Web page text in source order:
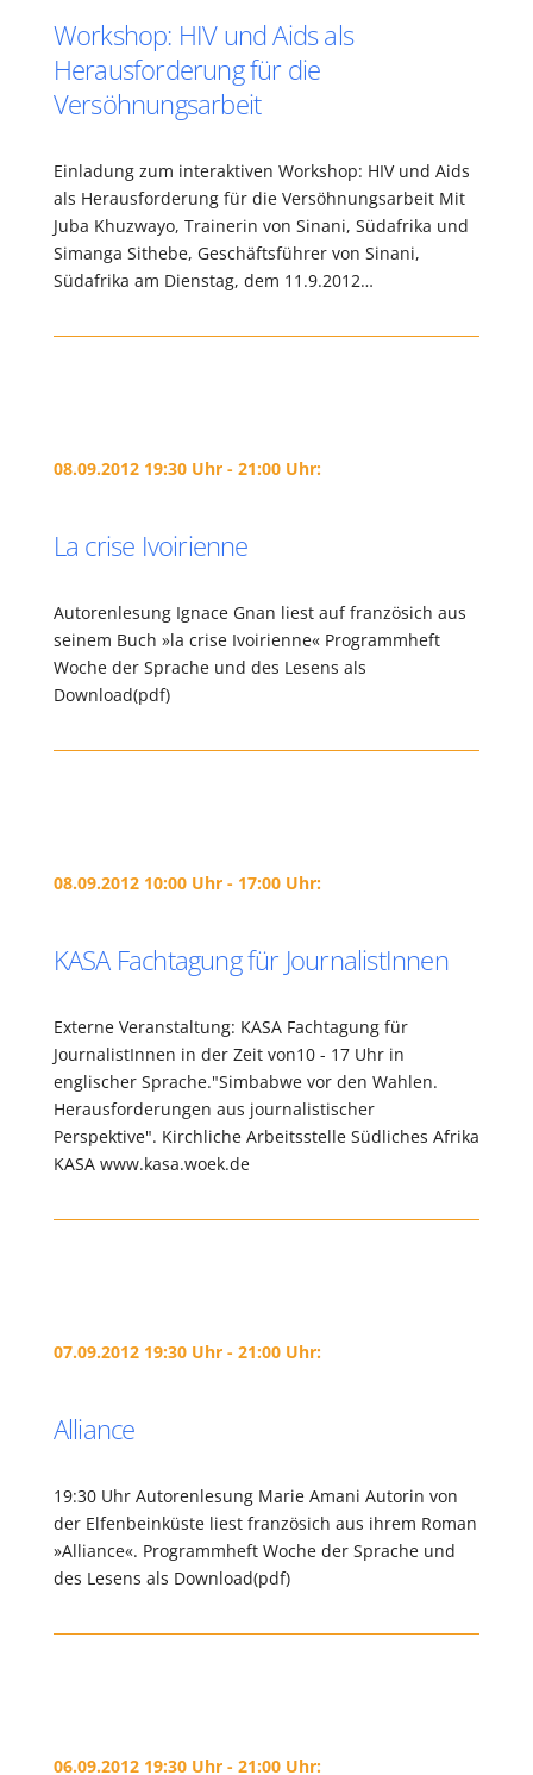
Workshop: HIV und Aids als
Herausforderung für die
Versöhnungsarbeit
Einladung zum interaktiven Workshop: HIV und Aids
als Herausforderung für die Versöhnungsarbeit Mit
Juba Khuzwayo, Trainerin von Sinani, Südafrika und
Simanga Sithebe, Geschäftsführer von Sinani,
Südafrika am Dienstag, dem 11.9.2012…
08.09.2012 19:30 Uhr - 21:00 Uhr:
La crise Ivoirienne
Autorenlesung Ignace Gnan liest auf französich aus
seinem Buch »la crise Ivoirienne« Programmheft
Woche der Sprache und des Lesens als
Download(pdf)
08.09.2012 10:00 Uhr - 17:00 Uhr:
KASA Fachtagung für JournalistInnen
Externe Veranstaltung: KASA Fachtagung für
JournalistInnen in der Zeit von10 - 17 Uhr in
englischer Sprache."Simbabwe vor den Wahlen.
Herausforderungen aus journalistischer
Perspektive". Kirchliche Arbeitsstelle Südliches Afrika
KASA www.kasa.woek.de
07.09.2012 19:30 Uhr - 21:00 Uhr:
Alliance
19:30 Uhr Autorenlesung Marie Amani Autorin von
der Elfenbeinküste liest französich aus ihrem Roman
»Alliance«. Programmheft Woche der Sprache und
des Lesens als Download(pdf)
06.09.2012 19:30 Uhr - 21:00 Uhr: